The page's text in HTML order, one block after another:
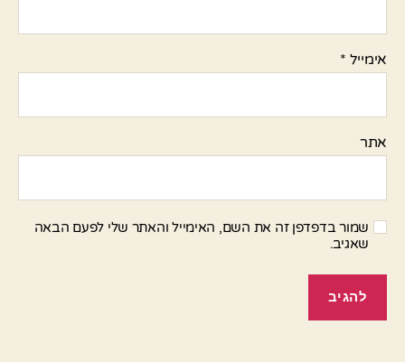
אימייל *
אתר
שמור בדפדפן זה את השם, האימייל והאתר שלי לפעם הבאה
שאגיב.